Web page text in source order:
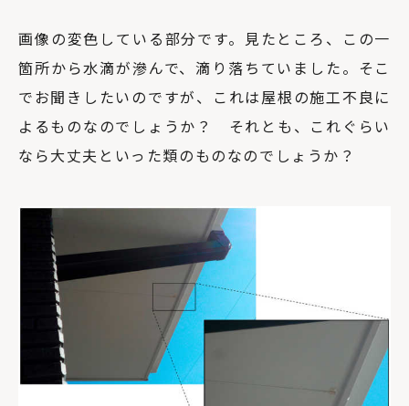
画像の変色している部分です。見たところ、この一
箇所から水滴が滲んで、滴り落ちていました。そこ
でお聞きしたいのですが、これは屋根の施工不良に
よるものなのでしょうか？ それとも、これぐらい
なら大丈夫といった類のものなのでしょうか？